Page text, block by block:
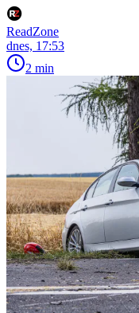
ReadZone
dnes, 17:53
2 min